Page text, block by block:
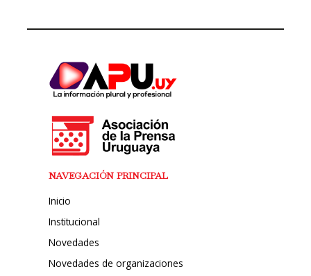
NAVEGACIÓN PRINCIPAL
Inicio
Institucional
Novedades
Novedades de organizaciones